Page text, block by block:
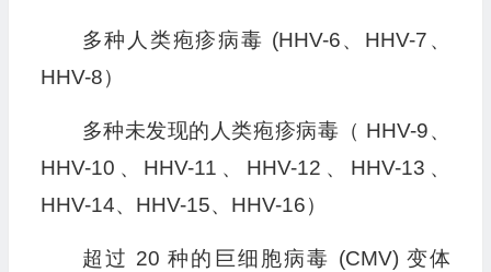
多种人类疱疹病毒 (HHV-6、HHV-7、
HHV-8）
多种未发现的人类疱疹病毒（ HHV-9、
HHV-10、HHV-11、HHV-12、HHV-13、
HHV-14、HHV-15、HHV-16）
超过 20 种的巨细胞病毒 (CMV) 变体